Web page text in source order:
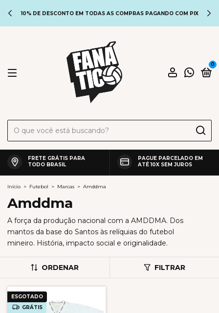
10% DE DESCONTO EM TODAS AS COMPRAS PAGANDO COM PIX
0
FRETE GRÁTIS PARA
TODO BRASIL
PAGUE PARCELADO EM
ATÉ 10X SEM JUROS
Início > Futebol > Marcas > Amddma
Amddma
A força da produção nacional com a AMDDMA. Dos
mantos da base do Santos às relíquias do futebol
mineiro. História, impacto social e originalidade.
ORDENAR FILTRAR
ESGOTADO
GRÁTIS